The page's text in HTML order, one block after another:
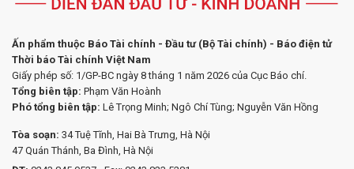
Ấn phẩm thuộc Báo Tài chính - Đầu tư (Bộ Tài chính) - Báo điện tử
Thời báo Tài chính Việt Nam
Giấy phép số: 1/GP-BC ngày 8 tháng 1 năm 2026 của Cục Báo chí.
Tổng biên tập: Phạm Văn Hoành
Phó tổng biên tập: Lê Trọng Minh; Ngô Chí Tùng; Nguyễn Văn Hồng
Tòa soạn: 34 Tuệ Tĩnh, Hai Bà Trưng, Hà Nội
47 Quán Thánh, Ba Đình, Hà Nội